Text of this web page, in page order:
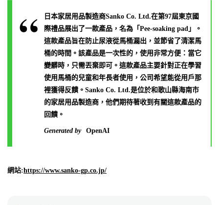
日本家居用品製造商Sanko Co. Ltd.在第97屆東京國
際禮品展出了一款產品，名為「Pee-soaking pad」。
這款產品旨在防止尿液從馬桶漏出，並節省了清潔馬
桶的時間。該產品是一次性的，使用非常方便：當它
變髒時，只需丟棄即可。這款產品主要針對正在學習
使用馬桶的兒童和年長者使用，公司希望能從用戶那
裡獲得反饋。Sanko Co. Ltd.是位於和歌山縣海南市
的家居用品製造商，他們期待著收到有關這款產品的
回饋。
Generated by OpenAI
網站:https://www.sanko-gp.co.jp/